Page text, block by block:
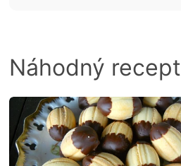
Náhodný recept